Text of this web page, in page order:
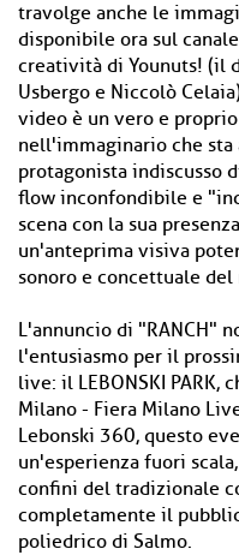
travolge anche le
disponibile ora sul canale
creatività di Younuts! (il
Usbergo e Niccolò
video è un vero e
nell'immaginario che sta
protagonista indiscusso
flow inconfondibile e
scena con la sua
un'anteprima visiva
sonoro e concettuale del
L'annuncio di "RANCH"
l'entusiasmo per il
live: il LEBONSKI
Milano - Fiera Milano
Lebonski 360, questo
un'esperienza fuori
confini del tradizionale
completamente il
poliedrico di Salmo.